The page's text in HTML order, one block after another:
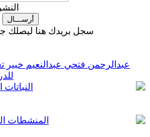
سجل بريدك هنا ليصلك
عبدالرحمن فتحي عبدالنعيم خبير
المنشطات